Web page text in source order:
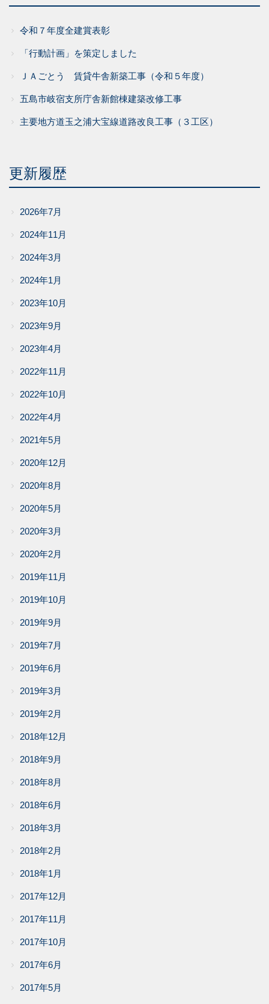
令和７年度全建賞表彰
「行動計画」を策定しました
ＪＡごとう 賃貸牛舎新築工事（令和５年度）
五島市岐宿支所庁舎新館棟建築改修工事
主要地方道玉之浦大宝線道路改良工事（３工区）
更新履歴
2026年7月
2024年11月
2024年3月
2024年1月
2023年10月
2023年9月
2023年4月
2022年11月
2022年10月
2022年4月
2021年5月
2020年12月
2020年8月
2020年5月
2020年3月
2020年2月
2019年11月
2019年10月
2019年9月
2019年7月
2019年6月
2019年3月
2019年2月
2018年12月
2018年9月
2018年8月
2018年6月
2018年3月
2018年2月
2018年1月
2017年12月
2017年11月
2017年10月
2017年6月
2017年5月